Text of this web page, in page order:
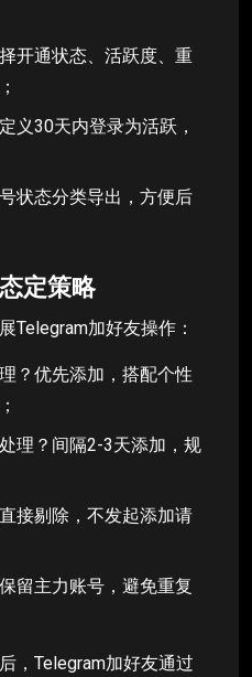
开通状态、活跃度、重
义30天内登录为活跃，
状态分类导出，方便后
定策略
Telegram加好友操作：
？优先添加，搭配个性
理？间隔2-3天添加，规
接剔除，不发起添加请
留主力账号，避免重复
，Telegram加好友通过